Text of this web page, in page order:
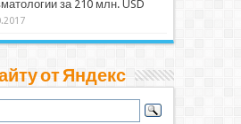
за 210 млн. USD
от Яндекс